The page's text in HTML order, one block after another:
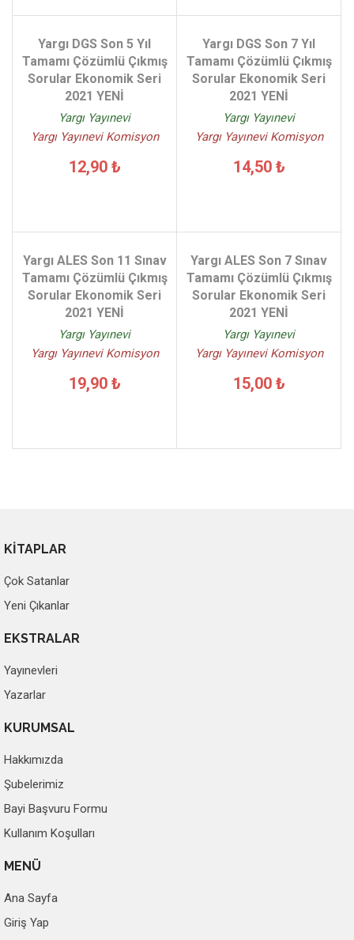
Yargı DGS Son 5 Yıl
Tamamı Çözümlü Çıkmış
Sorular Ekonomik Seri
2021 YENİ
Yargı Yayınevi
Yargı Yayınevi Komisyon
12,90 ₺
Yargı DGS Son 7 Yıl
Tamamı Çözümlü Çıkmış
Sorular Ekonomik Seri
2021 YENİ
Yargı Yayınevi
Yargı Yayınevi Komisyon
14,50 ₺
Yargı ALES Son 11 Sınav
Tamamı Çözümlü Çıkmış
Sorular Ekonomik Seri
2021 YENİ
Yargı Yayınevi
Yargı Yayınevi Komisyon
19,90 ₺
Yargı ALES Son 7 Sınav
Tamamı Çözümlü Çıkmış
Sorular Ekonomik Seri
2021 YENİ
Yargı Yayınevi
Yargı Yayınevi Komisyon
15,00 ₺
KİTAPLAR
Çok Satanlar
Yeni Çıkanlar
EKSTRALAR
Yayınevleri
Yazarlar
KURUMSAL
Hakkımızda
Şubelerimiz
Bayi Başvuru Formu
Kullanım Koşulları
MENÜ
Ana Sayfa
Giriş Yap